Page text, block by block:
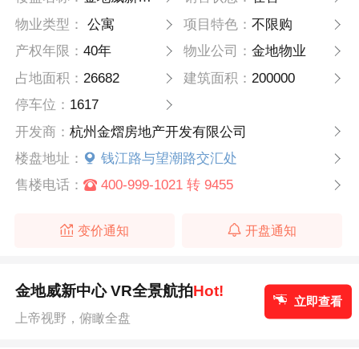
物业类型：
公寓 项目特色： 不限购
产权年限：40年 物业公司： 金地物业
占地面积： 26682 建筑面积： 200000
停车位： 1617
开发商：杭州金熠房地产开发有限公司
楼盘地址：
钱江路与望潮路交汇处
售楼电话：
400-999-1021 转 9455
变价通知 开盘通知
金地威新中心 VR全景航拍Hot!
上帝视野，俯瞰全盘
立即查看